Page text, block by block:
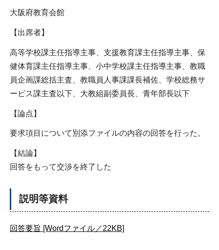
大阪府教育会館
【出席者】
高等学校課主任指導主事、支援教育課主任指導主事、保
健体育課主任指導主事、小中学校課主任指導主事、教職
員企画課総括主査、教職員人事課課長補佐、学校総務サ
ービス課主査以下、大教組副委員長、青年部長以下
【論点】
要求項目について別添ファイルの内容の回答を行った。
【結論】
回答をもって交渉を終了した
説明等資料
回答要旨 [Wordファイル／22KB]